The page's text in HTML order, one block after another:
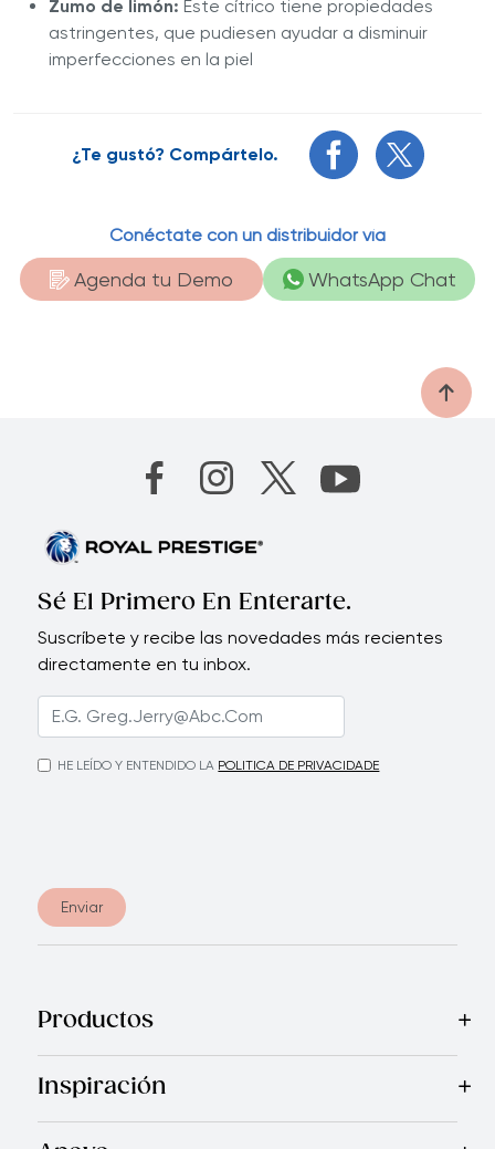
Zumo de limón: Este cítrico tiene propiedades
astringentes, que pudiesen ayudar a disminuir
imperfecciones en la piel
¿Te gustó? Compártelo.
Conéctate con un distribuidor vía
Agenda tu Demo WhatsApp Chat
Sé El Primero En Enterarte.
Suscríbete y recibe las novedades más recientes
directamente en tu inbox.
HE LEÍDO Y ENTENDIDO LA POLITICA DE PRIVACIDADE
Enviar
Productos
Mas VendidosCocinaCuchillosVajillasElectrodomésticos
Inspiración
RecetasBlogRoyal TVRevista Royal PrestigePrograma